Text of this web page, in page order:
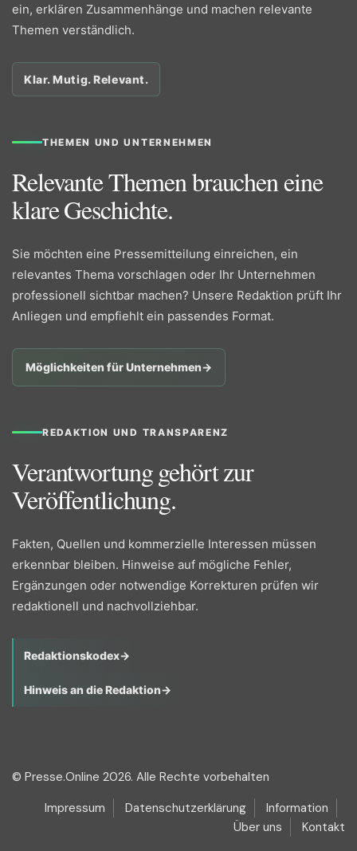
ein, erklären Zusammenhänge und machen relevante
Themen verständlich.
Klar. Mutig. Relevant.
THEMEN UND UNTERNEHMEN
Relevante Themen brauchen eine
klare Geschichte.
Sie möchten eine Pressemitteilung einreichen, ein
relevantes Thema vorschlagen oder Ihr Unternehmen
professionell sichtbar machen? Unsere Redaktion prüft Ihr
Anliegen und empfiehlt ein passendes Format.
Möglichkeiten für Unternehmen→
REDAKTION UND TRANSPARENZ
Verantwortung gehört zur
Veröffentlichung.
Fakten, Quellen und kommerzielle Interessen müssen
erkennbar bleiben. Hinweise auf mögliche Fehler,
Ergänzungen oder notwendige Korrekturen prüfen wir
redaktionell und nachvollziehbar.
Redaktionskodex→
Hinweis an die Redaktion→
© Presse.Online 2026. Alle Rechte vorbehalten
Impressum
Datenschutzerklärung
Information
Über uns
Kontakt